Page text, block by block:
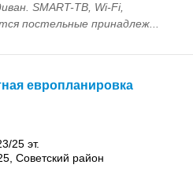
SMART-ТВ, Wi-Fi,
постельные принадлеж...
европланировка
25 эт.
Советский район